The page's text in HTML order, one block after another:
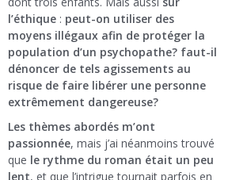
l’éthique : peut-on utiliser des
moyens illégaux afin de protéger la
population d’un psychopathe? faut-il
dénoncer de tels agissements au
risque de faire libérer une personne
extrêmement dangereuse?
Les thèmes abordés m’ont
passionnée, mais j’ai néanmoins trouvé
que le rythme du roman était un peu
lent, et que l’intrigue tournait parfois en